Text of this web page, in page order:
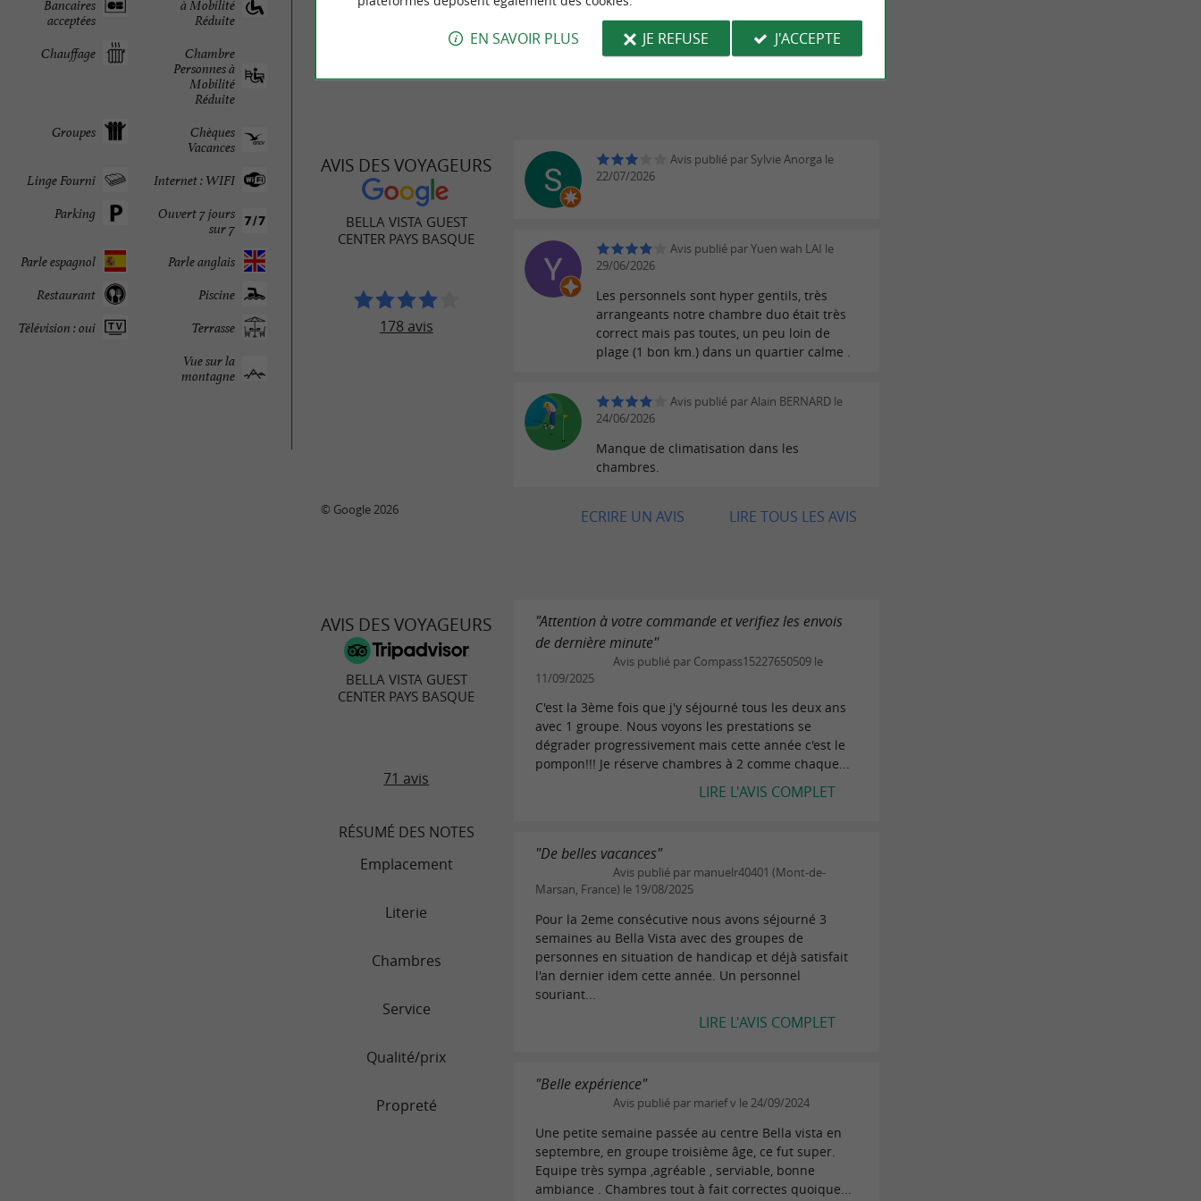
à Mobilité
Réduite
Bancaires
acceptées
Chambre
Personnes à
Mobilité
Réduite
Chauffage
Chèques
Vacances
Groupes
Internet : WIFI
Linge Fourni
Ouvert 7 jours
sur 7
Parking
Parle anglais
Parle espagnol
Piscine
Restaurant
Terrasse
Télévision : oui
Vue sur la
montagne
AVIS DES VOYAGEURS
BELLA VISTA GUEST
CENTER PAYS BASQUE
178 avis
Avis publié par Sylvie Anorga le
22/07/2026
Avis publié par Yuen wah LAI le
29/06/2026
Les personnels sont hyper gentils, très
arrangeants notre chambre duo était très
correct mais pas toutes, un peu loin de
plage (1 bon km.) dans un quartier calme .
Avis publié par Alain BERNARD le
24/06/2026
Manque de climatisation dans les
chambres.
LIRE TOUS LES AVIS
ECRIRE UN AVIS
© Google 2026
AVIS DES VOYAGEURS
BELLA VISTA GUEST
CENTER PAYS BASQUE
71 avis
RÉSUMÉ DES NOTES
Emplacement
Literie
Chambres
Service
Qualité/prix
Propreté
"Attention à votre commande et verifiez les envois
de dernière minute"
Avis publié par Compass15227650509 le
11/09/2025
C'est la 3ème fois que j'y séjourné tous les deux ans
avec 1 groupe. Nous voyons les prestations se
dégrader progressivement mais cette année c'est le
pompon!!! Je réserve chambres à 2 comme chaque...
LIRE L'AVIS COMPLET
"De belles vacances"
Avis publié par manuelr40401 (Mont-de-
Marsan, France) le 19/08/2025
Pour la 2eme consécutive nous avons séjourné 3
semaines au Bella Vista avec des groupes de
personnes en situation de handicap et déjà satisfait
l'an dernier idem cette année. Un personnel
souriant...
LIRE L'AVIS COMPLET
"Belle expérience"
Avis publié par marief v le 24/09/2024
Une petite semaine passée au centre Bella vista en
septembre, en groupe troisième âge, ce fut super.
Equipe très sympa ,agréable , serviable, bonne
ambiance . Chambres tout à fait correctes quoique...
EN SAVOIR PLUS JE REFUSE J'ACCEPTE